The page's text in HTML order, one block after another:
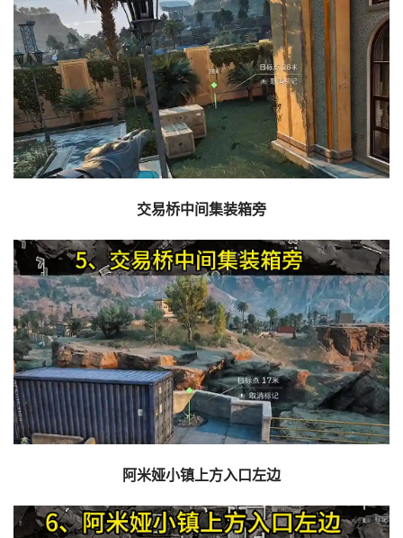
交易桥中间集装箱旁
阿米娅小镇上方入口左边